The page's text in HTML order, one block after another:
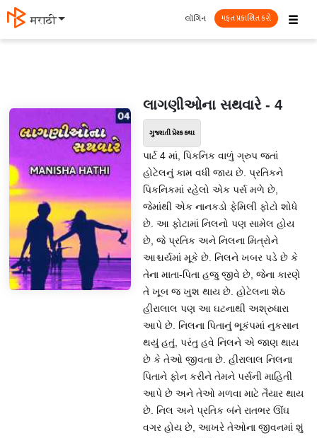
मराठी ☰
લૉગિન મફત પ્રકાશિત કરો
લાગણીઓના સથવારે - 4
ગુજરાતી પ્રેરક કથા
પાર્ટ 4 માં, પિકનિક વાળું ગ્રુપ જતાં
હોટેલનું કામ વધી જાય છે. પ્રતિકને
પિકનિકમાં રહેલો એક પર્સ મળે છે,
જેમાંથી એક નાનકડો ફેમિલી ફોટો શોધે
છે. આ ફોટામાં નિલનો પણ સામેલ હોય
છે, જે પ્રતિક અને નિલના મિત્રોને
આશ્ચર્યમાં મૂકે છે. નિલને ખબર પડે છે કે
તેના માતા-પિતા હજુ જીવે છે, જેના કારણે
તે ખૂબ જ ખુશ થાય છે. હોટેલના શેઠ
હીરાલાલ પણ આ ઘટનાથી અશ્રુધારા
આપે છે. નિલના પિતાનું ભૂકંપમાં નુકસાન
થયું હતું, પરંતુ હવે નિલને એ જાણ થાય
છે કે તેઓ જીવતા છે. હીરાલાલ નિલના
પિતાને ફોન કરીને તેમને પર્સની માહિતી
આપે છે અને તેઓ મળવા માટે તૈયાર થાય
છે. નિલ અને પ્રતિક બંને રાતભર ઊંઘ
વગર હોય છે, આખરે તેઓના જીવનમાં શું